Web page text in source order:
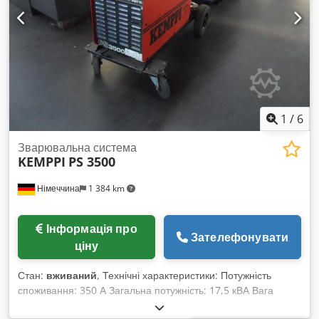
1 / 6
Німеччина 1 384 km
Зварювальна система
KEMPPI PS 3500
ціну
Зателефонувати
Стан: вживаний, Технічні характеристики: Потужність
споживання: 350 А Загальна потужність: 17,5 кВА Вага
верстата приблизно: 58 кг Габарити машини: 0,6 x 0,35 x 0,5